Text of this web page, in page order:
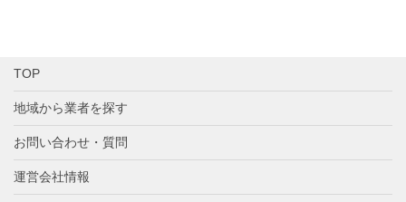
TOP
地域から業者を探す
お問い合わせ・質問
運営会社情報